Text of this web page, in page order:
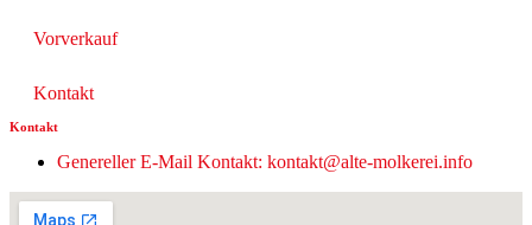
Vorverkauf
Kontakt
Kontakt
Genereller E-Mail Kontakt: kontakt@alte-molkerei.info